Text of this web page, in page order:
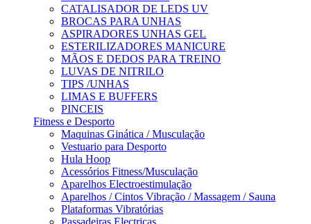
CATALISADOR DE LEDS UV
BROCAS PARA UNHAS
ASPIRADORES UNHAS GEL
ESTERILIZADORES MANICURE
MÃOS E DEDOS PARA TREINO
LUVAS DE NITRILO
TIPS /UNHAS
LIMAS E BUFFERS
PINCEIS
Fitness e Desporto
Maquinas Ginática / Musculação
Vestuario para Desporto
Hula Hoop
Acessórios Fitness/Musculação
Aparelhos Electroestimulação
Aparelhos / Cintos Vibração / Massagem / Sauna
Plataformas Vibratórias
Passadeiras Electricas